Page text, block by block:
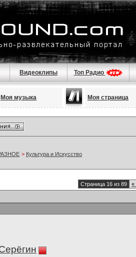
Видеоклипы Топ Радио
Моя музыка Моя страница
> Культура и Искусство
Страница 16 из 89 «